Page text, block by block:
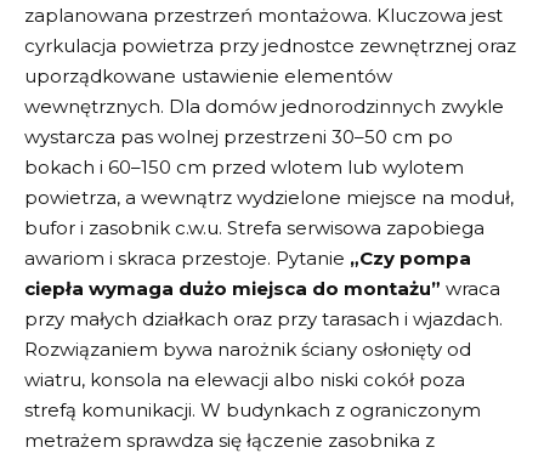
zaplanowana przestrzeń montażowa. Kluczowa jest
cyrkulacja powietrza przy jednostce zewnętrznej oraz
uporządkowane ustawienie elementów
wewnętrznych. Dla domów jednorodzinnych zwykle
wystarcza pas wolnej przestrzeni 30–50 cm po
bokach i 60–150 cm przed wlotem lub wylotem
powietrza, a wewnątrz wydzielone miejsce na moduł,
bufor i zasobnik c.w.u. Strefa serwisowa zapobiega
awariom i skraca przestoje. Pytanie „Czy pompa
ciepła wymaga dużo miejsca do montażu” wraca
przy małych działkach oraz przy tarasach i wjazdach.
Rozwiązaniem bywa narożnik ściany osłonięty od
wiatru, konsola na elewacji albo niski cokół poza
strefą komunikacji. W budynkach z ograniczonym
metrażem sprawdza się łączenie zasobnika z